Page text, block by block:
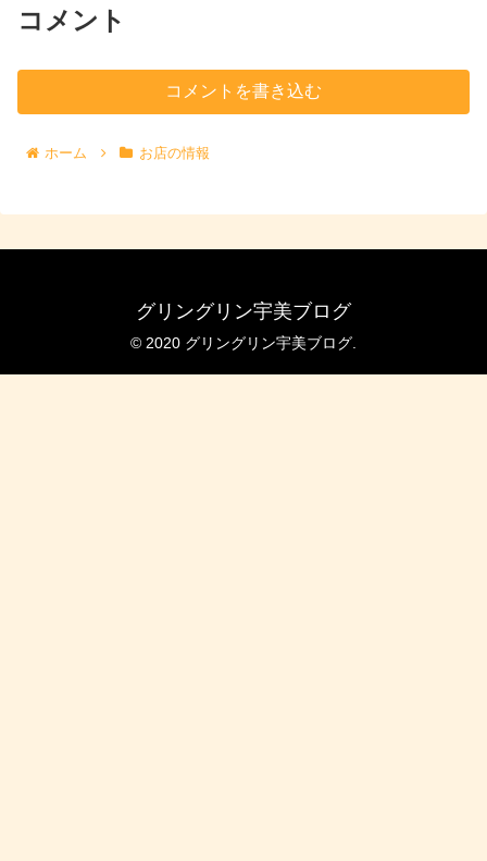
コメント
コメントを書き込む
ホーム お店の情報
グリングリン宇美ブログ
© 2020 グリングリン宇美ブログ.